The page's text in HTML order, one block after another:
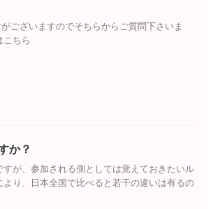
ございますのでそちらからご質問下さいま
ちら
か？
が、参加される側としては覚えておきたいル
り、日本全国で比べると若干の違いは有るの